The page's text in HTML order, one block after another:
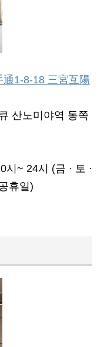
1-8-18 三宮互陽
산노미야역 동쪽
~ 24시 (금 · 토 ·
휴일)